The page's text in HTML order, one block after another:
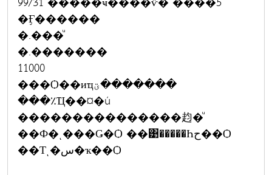
�Ӻ������
�.���ͧ
�.�������
11000
���Ѻ��иҵؾ�������
���٪Ҵ��¤�ú
���������������赹�ͧ
��Ф�ͺ���Ǥ�Ѻ ��͹�����Һح��Ѻ
��Тͺ�س�ҡ��Ѻ